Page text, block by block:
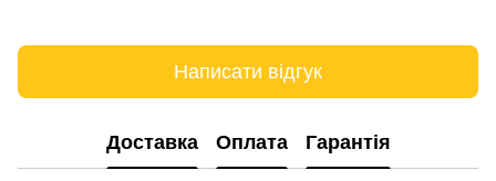
Написати відгук
Доставка Оплата Гарантія